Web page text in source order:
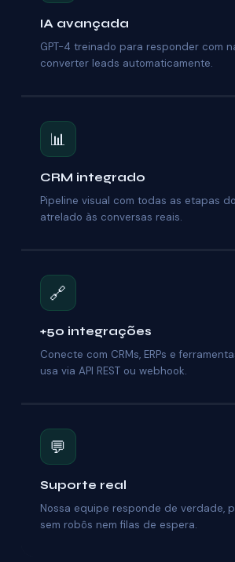
IA avançada
GPT-4 treinado para responder com
converter leads automaticamente.
📊
CRM integrado
Pipeline visual com todas as etapas
atrelado às conversas reais.
🔗
+50 integrações
Conecte com CRMs, ERPs e
usa via API REST ou webhook.
💬
Suporte real
Nossa equipe responde de verdade,
sem robôs nem filas de espera.